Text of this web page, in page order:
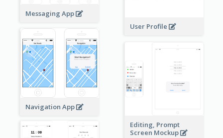
User Profile
Messaging App
Navigation App
Editing, Prompt
Screen Mockup